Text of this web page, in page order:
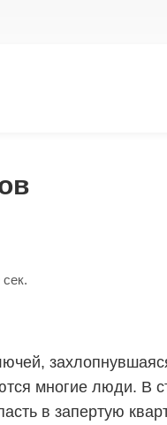
многие люди. В
в запертую